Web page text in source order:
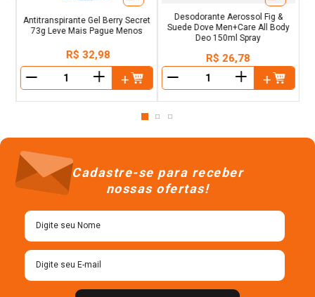
Antitranspirante Gel Berry Secret
73g Leve Mais Pague Menos
R$ 32,98
＋
Desodorante Aerossol Fig &
Suede Dove Men+Care All Body
Deo 150ml Spray
R$ 26,78
＋
Cadastre-se para receber
nossas ofertas!